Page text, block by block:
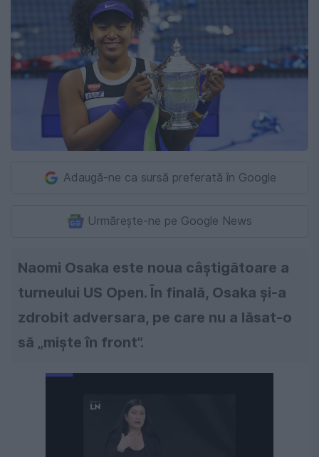
Adaugă-ne ca sursă preferată în Google
Urmărește-ne pe Google News
Naomi Osaka este noua câștigătoare a
turneului US Open. În finală, Osaka și-a
zdrobit adversara, pe care nu a lăsat-o
să „miște în front”.